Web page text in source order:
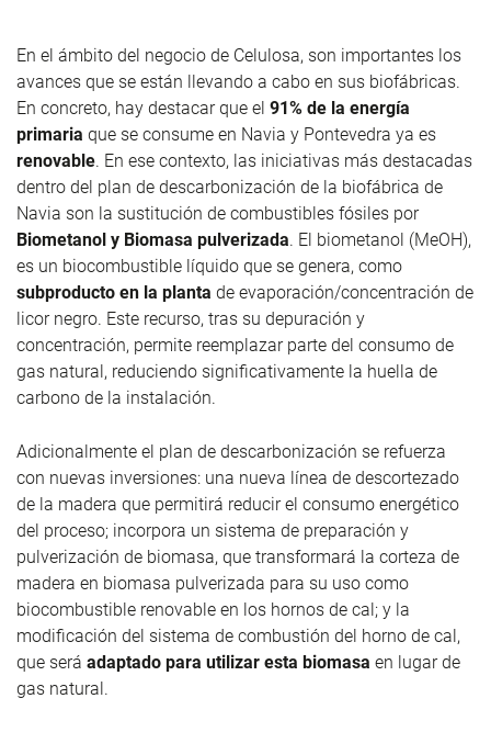
En el ámbito del negocio de Celulosa, son importantes los
avances que se están llevando a cabo en sus biofábricas.
En concreto, hay destacar que el 91% de la energía
primaria que se consume en Navia y Pontevedra ya es
renovable. En ese contexto, las iniciativas más destacadas
dentro del plan de descarbonización de la biofábrica de
Navia son la sustitución de combustibles fósiles por
Biometanol y Biomasa pulverizada. El biometanol (MeOH),
es un biocombustible líquido que se genera, como
subproducto en la planta de evaporación/concentración de
licor negro. Este recurso, tras su depuración y
concentración, permite reemplazar parte del consumo de
gas natural, reduciendo significativamente la huella de
carbono de la instalación.
Adicionalmente el plan de descarbonización se refuerza
con nuevas inversiones: una nueva línea de descortezado
de la madera que permitirá reducir el consumo energético
del proceso; incorpora un sistema de preparación y
pulverización de biomasa, que transformará la corteza de
madera en biomasa pulverizada para su uso como
biocombustible renovable en los hornos de cal; y la
modificación del sistema de combustión del horno de cal,
que será adaptado para utilizar esta biomasa en lugar de
gas natural.